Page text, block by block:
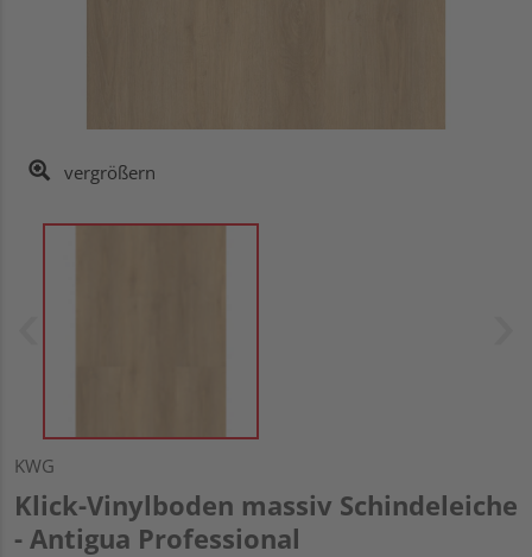
vergrößern
KWG
Klick-Vinylboden massiv Schindeleiche
- Antigua Professional